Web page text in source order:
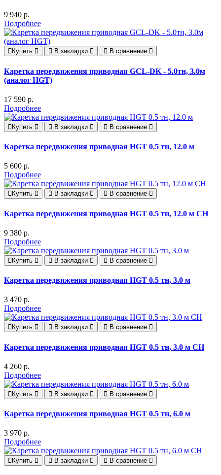
9 940 р.
Подробнее
Купить В закладки В сравнение
Каретка передвижения приводная GCL-DK - 5.0тн, 3.0м
(аналог HGT)
17 590 р.
Подробнее
Купить В закладки В сравнение
Каретка передвижения приводная HGT 0.5 тн, 12.0 м
5 600 р.
Подробнее
Купить В закладки В сравнение
Каретка передвижения приводная HGT 0.5 тн, 12.0 м СН
9 380 р.
Подробнее
Купить В закладки В сравнение
Каретка передвижения приводная HGT 0.5 тн, 3.0 м
3 470 р.
Подробнее
Купить В закладки В сравнение
Каретка передвижения приводная HGT 0.5 тн, 3.0 м СН
4 260 р.
Подробнее
Купить В закладки В сравнение
Каретка передвижения приводная HGT 0.5 тн, 6.0 м
3 970 р.
Подробнее
Купить В закладки В сравнение